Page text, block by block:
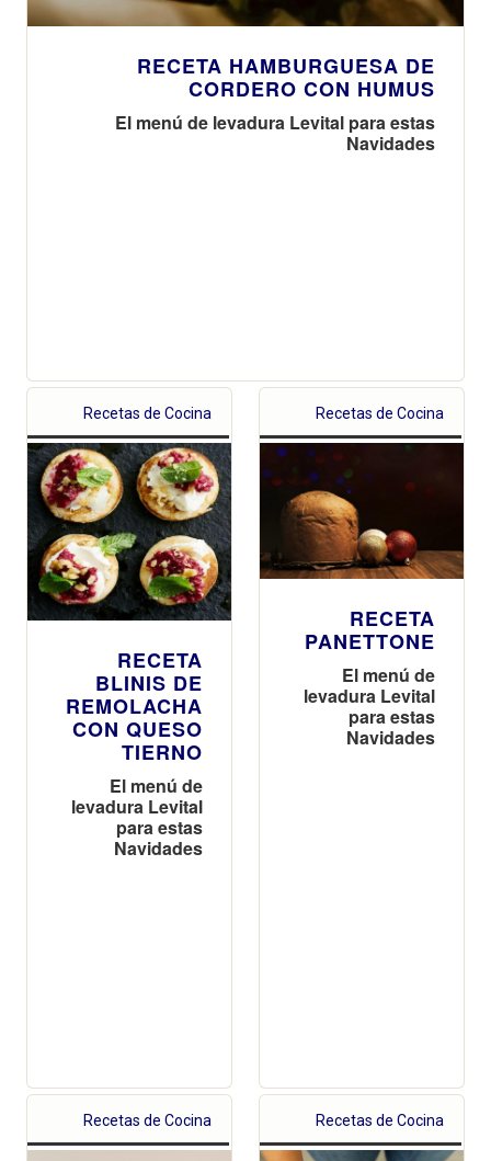
RECETA HAMBURGUESA DE
CORDERO CON HUMUS
El menú de levadura Levital para estas
Navidades
Recetas de Cocina
RECETA
BLINIS DE
REMOLACHA
CON QUESO
TIERNO
El menú de
levadura Levital
para estas
Navidades
Recetas de Cocina
RECETA
PANETTONE
El menú de
levadura Levital
para estas
Navidades
Recetas de Cocina Recetas de Cocina